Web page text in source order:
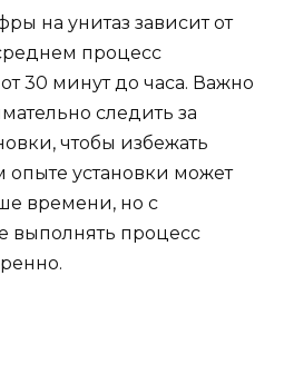
на унитаз зависит от
процесс
30 минут до часа. Важно
следить за
чтобы избежать
установки может
времени, но с
выполнять процесс